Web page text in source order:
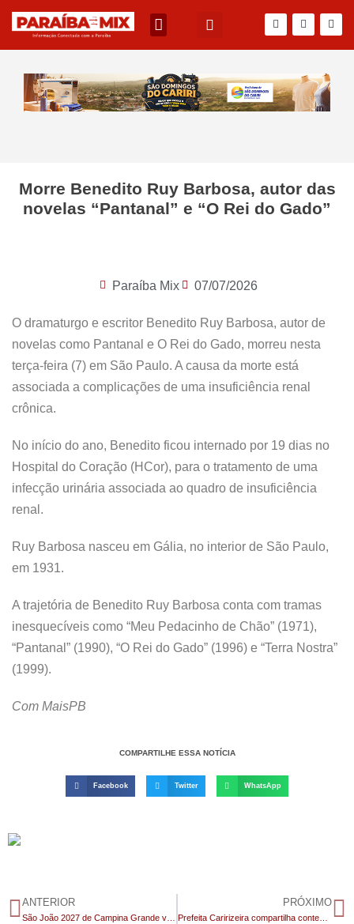
Morre Benedito Ruy Barbosa, autor das
novelas “Pantanal” e “O Rei do Gado”
Paraíba Mix 07/07/2026
O dramaturgo e escritor Benedito Ruy Barbosa, autor de
novelas como Pantanal e O Rei do Gado, morreu nesta
terça-feira (7) em São Paulo. A causa da morte está
associada a complicações de uma insuficiência renal
crônica.
No início do ano, Benedito ficou internado por 19 dias no
Hospital do Coração (HCor), para o tratamento de uma
infecção urinária associada ao quadro de insuficiência
renal.
Ruy Barbosa nasceu em Gália, no interior de São Paulo,
em 1931.
A trajetória de Benedito Ruy Barbosa conta com tramas
inesquecíveis como “Meu Pedacinho de Chão” (1971),
“Pantanal” (1990), “O Rei do Gado” (1996) e “Terra Nostra”
(1999).
Com MaisPB
COMPARTILHE ESSA NOTÍCIA
Facebook Twitter WhatsApp
ANTERIOR
São João 2027 de Campina Grande vai homenagear centenário de Ariano Suassuna
PRÓXIMO
Prefeita Caririzeira compartilha conteúdo sobre “fogo amigo e problemas na gestão” e gera repercussão na política local